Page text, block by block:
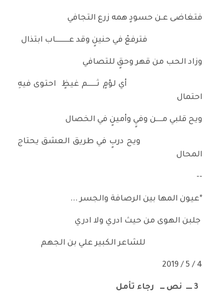
فتغاضى عـن حسودٍ همه زرع التجافي
فترفعْ في حنينٍ وقد عـــــــــاب ابتذال
وزاد الحب من قهر وحقٍ للتصافي
أي لؤمٍ ثــــــم غيظٍ احتوى فيهِ
احتمال
ويح قلبي مــــن وفيٍ وأمينٍ في الخصال
ويح دربٍ في طريق العشق يحتاج
المحال
--
*عيون المها بين الرصافة والجسر ...
جلبن الهوى من حيث ادري ولا ادري
للشاعر الكبير علي بن الجهم
4 / 5 / 2019